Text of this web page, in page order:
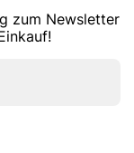
zum Newsletter